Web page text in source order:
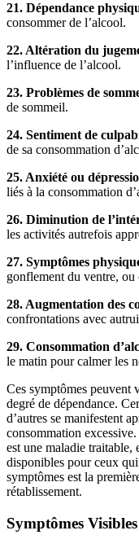
21. Dépendance
consommer de l’alcool.
22. Altération du
l’influence de l’alcool.
23. Problèmes de
de sommeil.
24. Sentiment de
de sa consommation
25. Anxiété ou
liés à la consommation
26. Diminution de
les activités autrefois
27. Symptômes
gonflement du ventre, ou
28. Augmentation des
confrontations avec
29. Consommation
le matin pour calmer les
Ces symptômes peuvent
degré de dépendance.
d’autres se manifestent
consommation
est une maladie traitable,
disponibles pour ceux
symptômes est la
rétablissement.
Symptômes